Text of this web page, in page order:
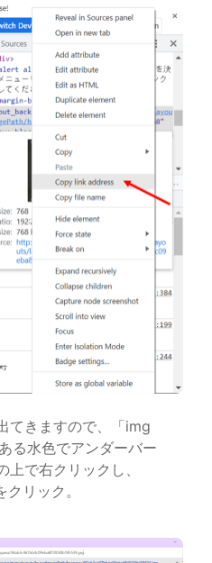
てきますので、「img
る水色でアンダーバー
上で右クリックし、
リック。